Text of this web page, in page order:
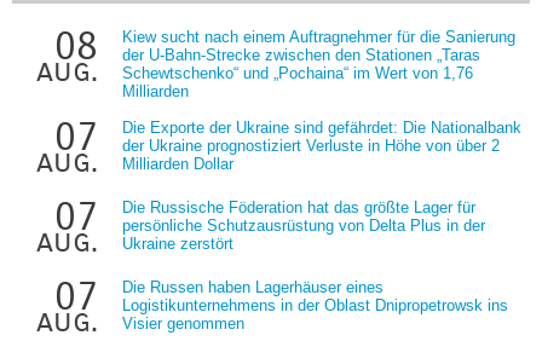
08
aug.
Kiew sucht nach einem Auftragnehmer für die Sanierung
der U-Bahn-Strecke zwischen den Stationen „Taras
Schewtschenko“ und „Pochaina“ im Wert von 1,76
Milliarden
07
aug.
Die Exporte der Ukraine sind gefährdet: Die Nationalbank
der Ukraine prognostiziert Verluste in Höhe von über 2
Milliarden Dollar
07
aug.
Die Russische Föderation hat das größte Lager für
persönliche Schutzausrüstung von Delta Plus in der
Ukraine zerstört
07
aug.
Die Russen haben Lagerhäuser eines
Logistikunternehmens in der Oblast Dnipropetrowsk ins
Visier genommen